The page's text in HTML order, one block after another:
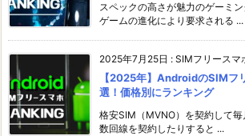
スペックの高さが魅力のゲーミ
ゲームの進化により要求される ...
2025年7月25日 : SIMフリースマ
【2025年】AndroidのSIMフ
選！価格別にランキング
格安SIM（MVNO）を契約して
数回線を契約したりすると ...